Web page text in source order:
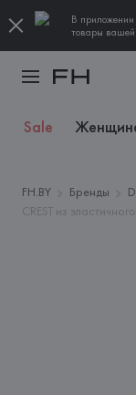
В приложении
товары
Sale
FH.BY Бренды
CREST из